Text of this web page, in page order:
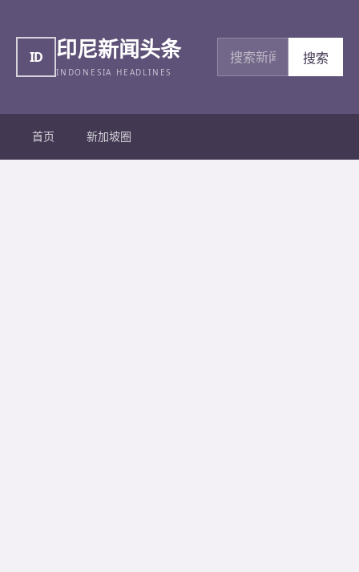
ID 印尼新闻头条
INDONESIA HEADLINES
搜索新闻
搜索
首页 新加坡圈